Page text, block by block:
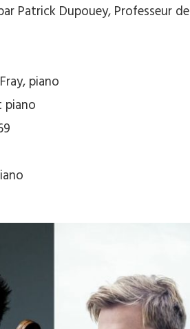
Patrick Dupouey, Professeur de
piano
piano